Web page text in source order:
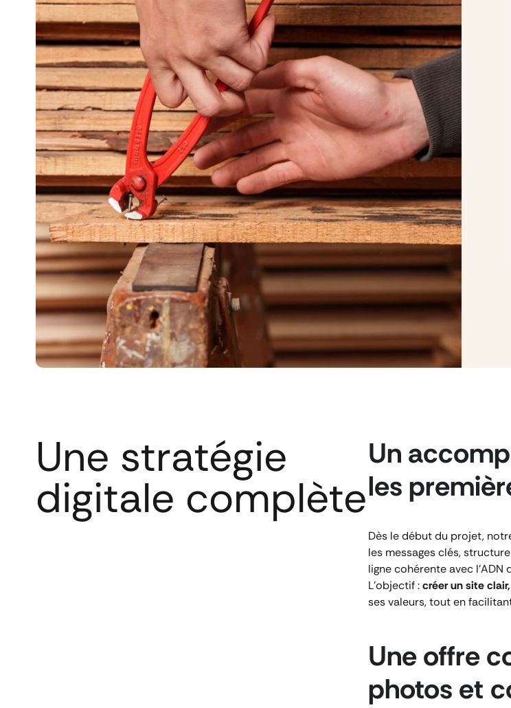
Une stratégie
digitale complète
Un
les
Dès le début du projet,
les messages clés,
ligne cohérente avec l’ADN
L’objectif :créer un site
ses valeurs, tout en
Une offre
photos et